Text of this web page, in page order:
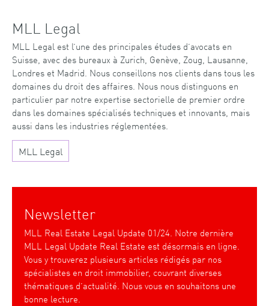
MLL Legal
MLL Legal est l’une des principales études d’avocats en
Suisse, avec des bureaux à Zurich, Genève, Zoug, Lausanne,
Londres et Madrid. Nous conseillons nos clients dans tous les
domaines du droit des affaires. Nous nous distinguons en
particulier par notre expertise sectorielle de premier ordre
dans les domaines spécialisés techniques et innovants, mais
aussi dans les industries réglementées.
MLL Legal
Newsletter
MLL Real Estate Legal Update 01/24. Notre dernière
MLL Legal Update Real Estate est désormais en ligne.
Vous y trouverez plusieurs articles rédigés par nos
spécialistes en droit immobilier, couvrant diverses
thématiques d’actualité. Nous vous en souhaitons une
bonne lecture.